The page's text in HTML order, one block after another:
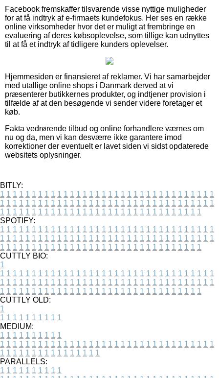
Facebook fremskaffer tilsvarende visse nyttige muligheder
for at få indtryk af e-firmaets kundefokus. Her ses en række
online virksomheder hvor det er muligt at frembringe en
evaluering af deres købsoplevelse, som tillige kan udnyttes
til at få et indtryk af tidligere kunders oplevelser.
Hjemmesiden er finansieret af reklamer. Vi har samarbejder
med utallige online shops i Danmark derved at vi
præsenterer butikkernes produkter, og indtjener provision i
tilfælde af at den besøgende vi sender videre foretager et
køb.
Fakta vedrørende tilbud og online forhandlere værnes om
nu og da, men vi kan desværre ikke garantere imod
korrektioner der eventuelt er lavet siden vi sidst opdaterede
websitets oplysninger.
BITLY:
1 1 1 1 1 1 1 1 1 1 1 1 1 1 1 1 1 1 1 1 1 1 1 1 1 1 1 1 1 1 1 1 1 1
1 1 1 1 1 1 1 1 1 1 1 1 1 1 1 1 1 1 1 1 1 1 1 1 1 1 1 1 1 1 1 1 1 1
1 1 1 1 1 1 1 1 1 1 1 1 1 1 1 1 1 1 1 1 1 1 1 1 1 1 1 1 1 1 1 1
SPOTIFY:
1 1 1 1 1 1 1 1 1 1 1 1 1 1 1 1 1 1 1 1 1 1 1 1 1 1 1 1 1 1 1 1 1 1
1 1 1 1 1 1 1 1 1 1 1 1 1 1 1 1 1 1 1 1 1 1 1 1 1 1 1 1 1 1 1 1 1 1
1 1 1 1 1 1 1 1 1 1 1 1 1 1 1 1 1 1 1 1 1 1 1 1 1 1 1 1 1 1 1 1
CUTTLY BIO:
1
1 1 1 1 1 1 1 1 1 1 1 1 1 1 1 1 1 1 1 1 1 1 1 1 1 1 1 1 1 1 1 1 1 1
1 1 1 1 1 1 1 1 1 1 1 1 1 1 1 1 1 1 1 1 1 1 1 1 1 1 1 1 1 1 1 1 1 1
1 1 1 1 1 1 1 1 1 1 1 1 1 1 1 1 1 1 1 1 1 1 1 1 1 1 1 1 1 1 1 1
CUTTLY OLD:
1
1 1 1 1 1 1 1 1 1 1
MEDIUM:
1 1 1 1 1 1 1 1 1 1
1 1 1 1 1 1 1 1 1 1 1 1 1 1 1 1 1 1 1 1 1 1 1 1 1 1 1 1 1 1 1 1 1 1
1 1 1 1 1 1 1 1 1 1 1 1 1 1 1 1
PARALLELS:
1 1 1 1 1 1 1 1 1 1